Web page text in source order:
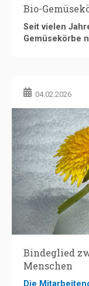
Bio-
Seit vielen
Gemüsekörbe
04.02.2026
Bindeglied
Menschen
Die